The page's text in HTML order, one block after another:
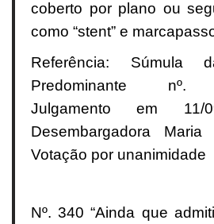
coberto por plano ou
como “stent” e
Referência: Súmula
Predominante nº.
Julgamento em 11/
Desembargadora
Votação por unanimidade
Nº. 340 “Ainda que